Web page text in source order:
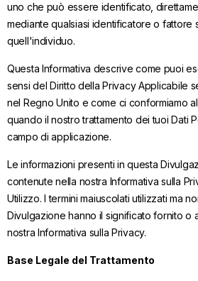
uno che può essere identificato,
mediante qualsiasi identificatore o fattore
quell'individuo.
Questa Informativa descrive come puoi
sensi del Diritto della Privacy Applicabile
nel Regno Unito e come ci conformiamo
quando il nostro trattamento dei tuoi Dati
campo di applicazione.
Le informazioni presenti in questa
contenute nella nostra Informativa sulla
Utilizzo. I termini maiuscolati utilizzati ma
Divulgazione hanno il significato fornito o
nostra Informativa sulla Privacy.
Base Legale del Trattamento